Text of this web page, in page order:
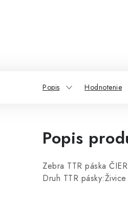
Popis Hodnotenie
Popis
Zebra TTR páska
Druh TTR pásky:Živice